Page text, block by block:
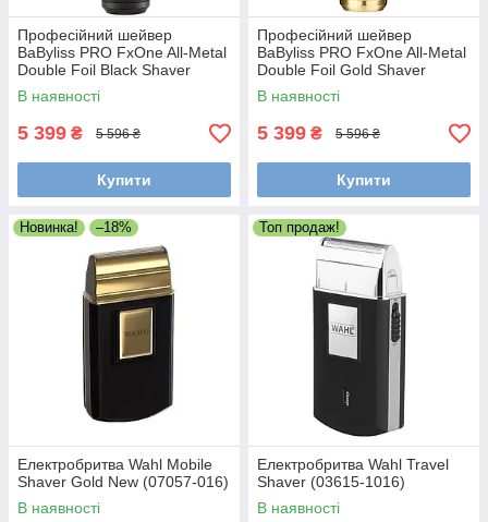
Професійний шейвер
BaByliss PRO FxOne All-Metal
Double Foil Black Shaver
(FX79FSMBE)
В наявності
5 399 ₴ 5 596 ₴
Купити
Професійний шейвер
BaByliss PRO FxOne All-Metal
Double Foil Gold Shaver
(FX79FSGE)
В наявності
5 399 ₴ 5 596 ₴
Купити
Новинка! –18%
Електробритва Wahl Mobile
Shaver Gold New (07057-016)
В наявності
Топ продаж!
Електробритва Wahl Travel
Shaver (03615-1016)
В наявності